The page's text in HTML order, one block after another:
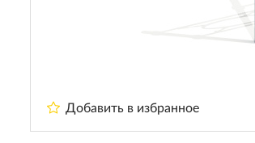
Добавить в избранное